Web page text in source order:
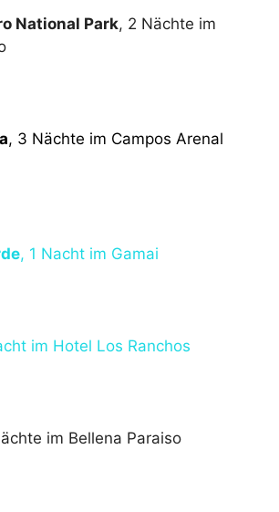
National Park, 2 Nächte im
, 3 Nächte im Campos Arenal
, 1 Nacht im Gamai
im Hotel Los Ranchos
im Bellena Paraiso